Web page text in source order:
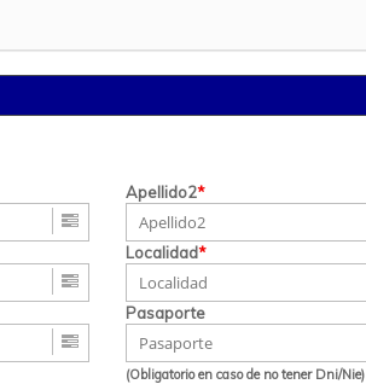
Apellido2*
Localidad*
Pasaporte
(Obligatorio en caso de no tener Dni/Nie)